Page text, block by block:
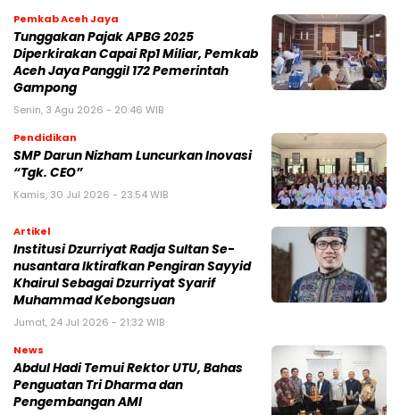
Pemkab Aceh Jaya
Tunggakan Pajak APBG 2025
Diperkirakan Capai Rp1 Miliar, Pemkab
Aceh Jaya Panggil 172 Pemerintah
Gampong
Senin, 3 Agu 2026 - 20:46 WIB
Pendidikan
SMP Darun Nizham Luncurkan Inovasi
“Tgk. CEO”
Kamis, 30 Jul 2026 - 23:54 WIB
Artikel
Institusi Dzurriyat Radja Sultan Se-
nusantara Iktirafkan Pengiran Sayyid
Khairul Sebagai Dzurriyat Syarif
Muhammad Kebongsuan
Jumat, 24 Jul 2026 - 21:32 WIB
News
Abdul Hadi Temui Rektor UTU, Bahas
Penguatan Tri Dharma dan
Pengembangan AMI